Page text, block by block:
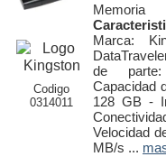
Codigo
0314011
Marca:
de
Capacidad
128 GB -
Velocidad
MB/s ...